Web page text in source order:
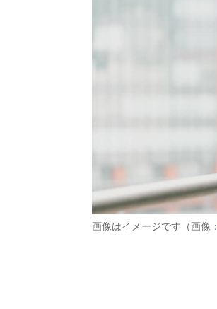
画像はイメージです（画像：